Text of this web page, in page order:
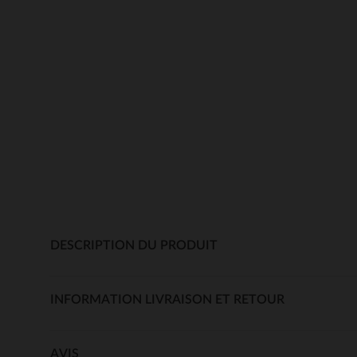
DESCRIPTION DU PRODUIT
INFORMATION LIVRAISON ET RETOUR
AVIS